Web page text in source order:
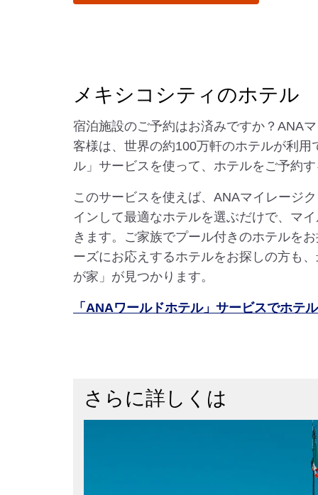
メキシコシティのホテル
宿泊施設のご予約はお済みですか？ANA
客様は、世界の約100万軒のホテルが利用
ル」サービスを使って、ホテルをご予約
このサービスを使えば、ANAマイレージ
インして最適なホテルを選ぶだけで、マ
きます。ご家族でプール付きのホテルを
ーズにお応えするホテルをお探しの方も
が家」が見つかります。
「ANAワールドホテル」サービスでホテ
さらに詳しくは